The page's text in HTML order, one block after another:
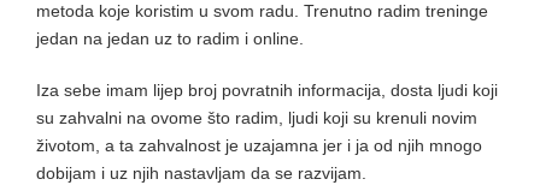
metoda koje koristim u svom radu. Trenutno radim treninge
jedan na jedan uz to radim i online.
Iza sebe imam lijep broj povratnih informacija, dosta ljudi koji
su zahvalni na ovome što radim, ljudi koji su krenuli novim
životom, a ta zahvalnost je uzajamna jer i ja od njih mnogo
dobijam i uz njih nastavljam da se razvijam.